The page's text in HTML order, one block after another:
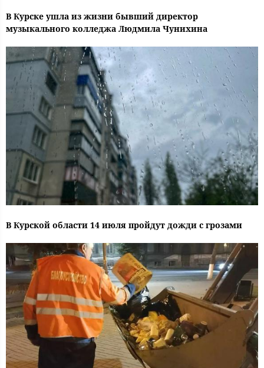
В Курске ушла из жизни бывший директор
музыкального колледжа Людмила Чунихина
В Курской области 14 июля пройдут дожди с грозами